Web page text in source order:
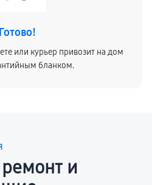
Готово!
или курьер привозит на дом
бланком.
и